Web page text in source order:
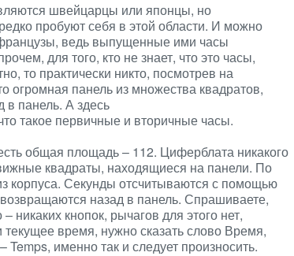
швейцарцы или японцы, но
пробуют себя в этой области. И можно
французы, ведь выпущенные ими часы
для того, кто не знает, что это часы,
то практически никто, посмотрев на
огромная панель из множества квадратов,
в панель. А здесь
такое первичные и вторичные часы.
общая площадь – 112. Циферблата никакого
квадраты, находящиеся на панели. По
корпуса. Секунды отсчитываются с помощью
назад в панель. Спрашиваете,
никаких кнопок, рычагов для этого нет,
время, нужно сказать слово Время,
именно так и следует произносить.